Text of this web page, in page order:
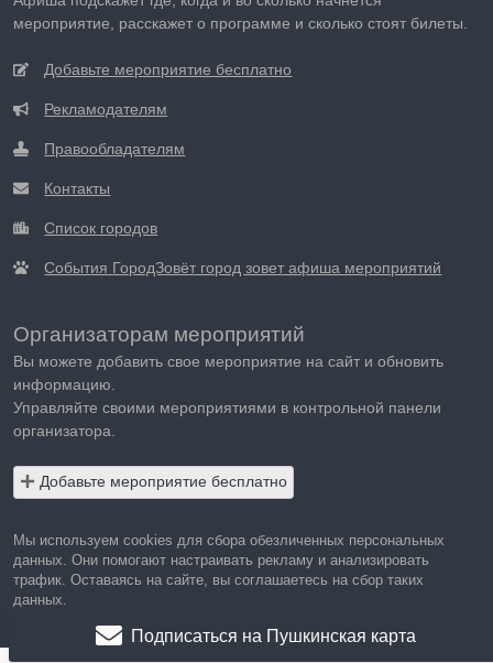
мероприятие, расскажет о программе и сколько стоят билеты.
Добавьте мероприятие бесплатно
Рекламодателям
Правообладателям
Контакты
Список городов
События ГородЗовёт город зовет афиша мероприятий
Организаторам мероприятий
Вы можете добавить свое мероприятие на сайт и обновить
информацию.
Управляйте своими мероприятиями в контрольной панели
организатора.
Добавьте мероприятие бесплатно
Мы используем cookies для сбора обезличенных персональных
данных. Они помогают настраивать рекламу и анализировать
трафик. Оставаясь на сайте, вы соглашаетесь на сбор таких
данных.
Правила пользования сайтомПодписаться на Пушкинская карта